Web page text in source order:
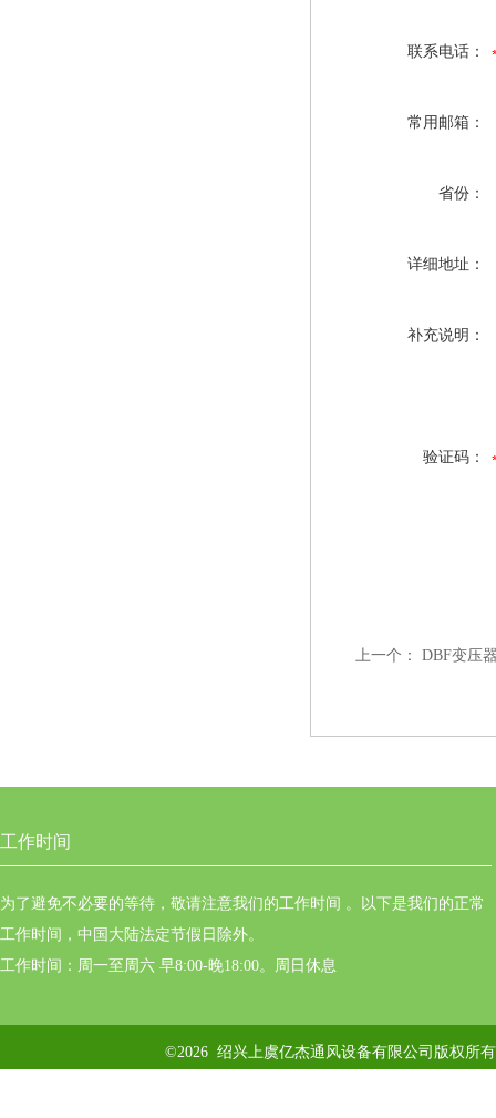
联系电话：
常用邮箱：
省份：
详细地址：
补充说明：
验证码：
上一个： DBF变压
工作时间
为了避免不必要的等待，敬请注意我们的工作时间 。以下是我们的正常
工作时间，中国大陆法定节假日除外。
工作时间：周一至周六 早8:00-晚18:00。周日休息
©2026 绍兴上虞亿杰通风设备有限公司版权所有